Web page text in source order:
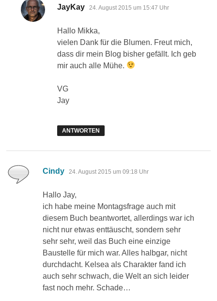
JayKay sagt:
24. August 2015 um 15:47 Uhr
Hallo Mikka,
vielen Dank für die Blumen. Freut mich,
dass dir mein Blog bisher gefällt. Ich geb
mir auch alle Mühe.
VG
Jay
ANTWORTEN
Cindy sagt:
24. August 2015 um 09:18 Uhr
Hallo Jay,
ich habe meine Montagsfrage auch mit
diesem Buch beantwortet, allerdings war ich
nicht nur etwas enttäuscht, sondern sehr
sehr sehr, weil das Buch eine einzige
Baustelle für mich war. Alles halbgar, nicht
durchdacht. Kelsea als Charakter fand ich
auch sehr schwach, die Welt an sich leider
fast noch mehr. Schade…